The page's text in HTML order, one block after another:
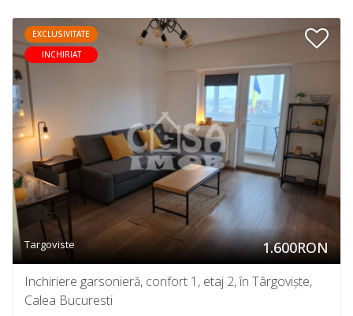
EXCLUSIVITATE
INCHIRIAT
Targoviste 1.600RON
Inchiriere garsonieră, confort 1, etaj 2, în Târgoviște,
Calea Bucuresti